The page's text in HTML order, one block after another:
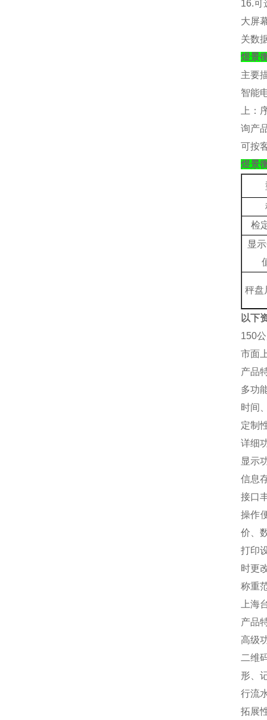
16.可
大屏
关数
煜景
主要
智能
上：
询产
可按
煜景
检
显
秤盘
以下
150
市面
产品
多功
时间
定制
详细
显示
信息
接口
操作
价、
打印
时更
称重
上海
产品
高级
二维
形、
行流
拓展